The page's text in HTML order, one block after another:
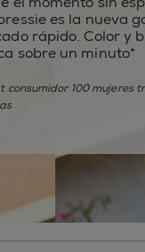
es la nueva
rápido. Color y
sobre un minuto*
consumidor 100 mujeres